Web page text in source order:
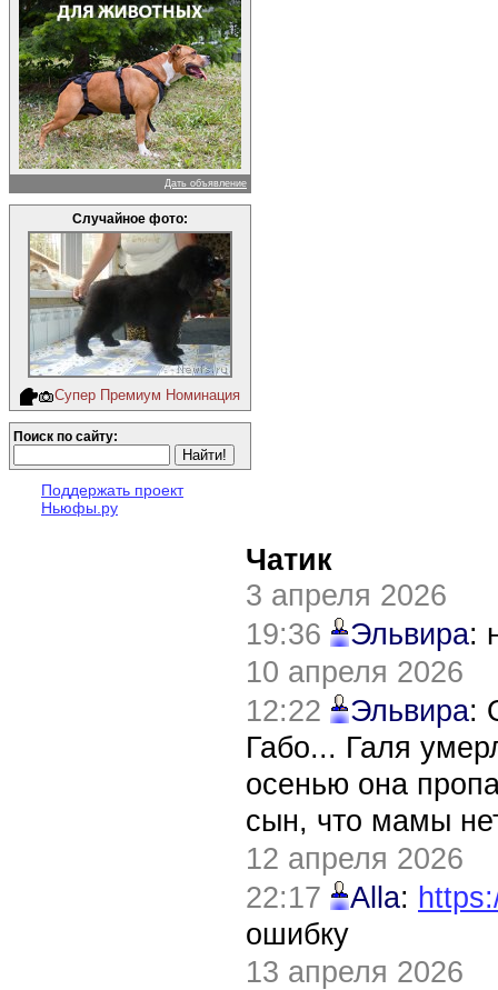
Дать объявление
Случайное фото:
Супер Премиум Номинация
Поиск по сайту:
Поддержать проект
Ньюфы.ру
Чатик
3 апреля 2026
19:36
Эльвира:
10 апреля 2026
12:22
Эльвира:
Габо... Галя
осенью она
сын, что мамы
12 апреля 2026
22:17
Alla:
ошибку
13 апреля 2026